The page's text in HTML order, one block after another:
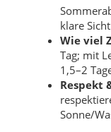
klare
Wie viel
Tag; mit
1,5–2
Respekt
Sonne/